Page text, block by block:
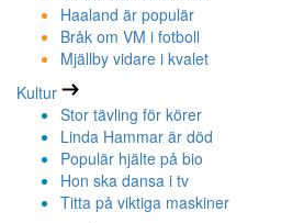
Haaland är populär
Bråk om VM i fotboll
Mjällby vidare i kvalet
Kultur
Stor tävling för körer
Linda Hammar är död
Populär hjälte på bio
Hon ska dansa i tv
Titta på viktiga maskiner